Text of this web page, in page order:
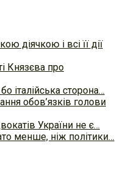
діячкою і всі її дії
Князєва про
італійська сторона…
обов’язків голови
України не є…
менше, ніж політики…